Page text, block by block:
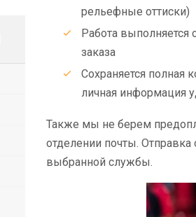
рельефные оттиски)
Работа выполняется
заказа
Сохраняется полная
личная информация
Также мы не берем
отделении почты.
выбранной службы.